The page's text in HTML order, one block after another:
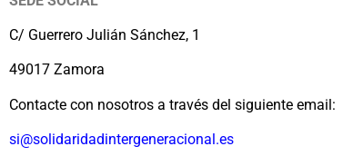
C/ Guerrero Julián Sánchez, 1
49017 Zamora
Contacte con nosotros a través del siguiente email:
si@solidaridadintergeneracional.es